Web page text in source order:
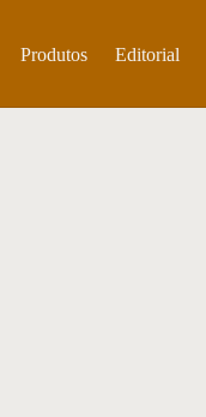
Produtos Editorial